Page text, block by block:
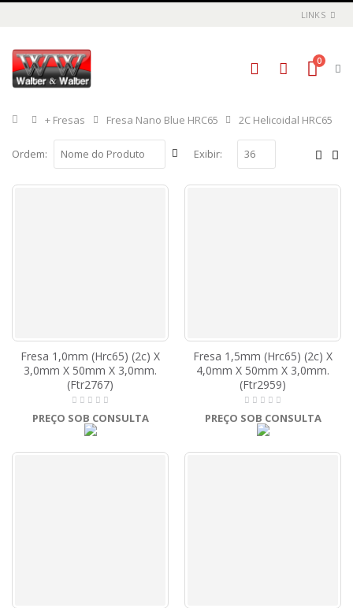
LINKS
0
Início
+ Fresas Fresa Nano Blue HRC65 2C Helicoidal HRC65
Ordem: Exibir:
Fresa 1,0mm (Hrc65) (2c) X
3,0mm X 50mm X 3,0mm.
(Ftr2767)
PREÇO SOB CONSULTA
Fresa 1,5mm (Hrc65) (2c) X
4,0mm X 50mm X 3,0mm.
(Ftr2959)
PREÇO SOB CONSULTA